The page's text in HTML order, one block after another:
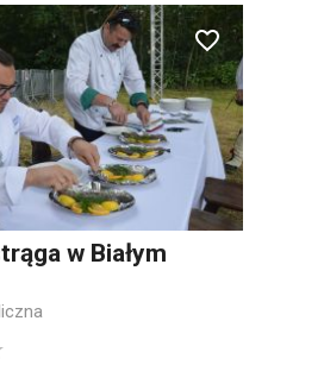
w Białym